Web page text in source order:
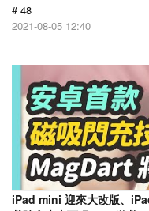
# 48
2021-08-05 12:40
iPad mini 迎來大改版、